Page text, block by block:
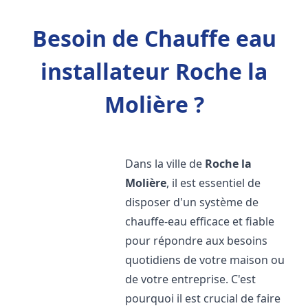
Besoin de Chauffe eau
installateur Roche la
Molière ?
Dans la ville de Roche la
Molière, il est essentiel de
disposer d'un système de
chauffe-eau efficace et fiable
pour répondre aux besoins
quotidiens de votre maison ou
de votre entreprise. C'est
pourquoi il est crucial de faire